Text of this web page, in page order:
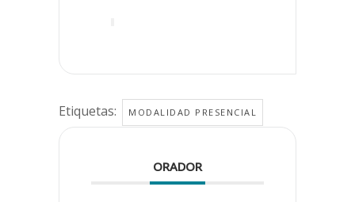
Etiquetas: MODALIDAD PRESENCIAL
ORADOR